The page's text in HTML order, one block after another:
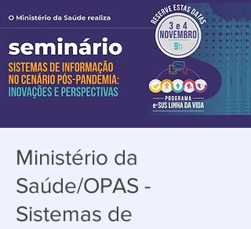
Ministério da
Saúde/OPAS -
Sistemas de